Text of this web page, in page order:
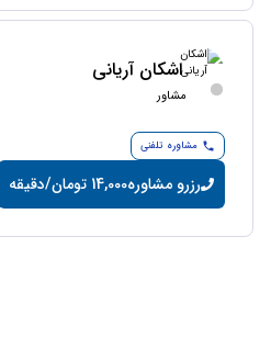
اشکان آریانی
مشاور
مشاوره تلفنی
رزرو مشاوره14,000 تومان/دقیقه